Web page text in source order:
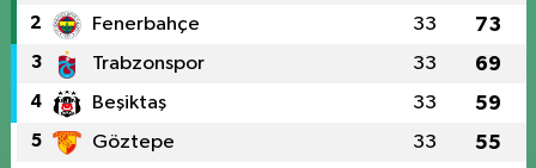
2 Fenerbahçe 33 73
3 Trabzonspor 33 69
4 Beşiktaş 33 59
5 Göztepe 33 55